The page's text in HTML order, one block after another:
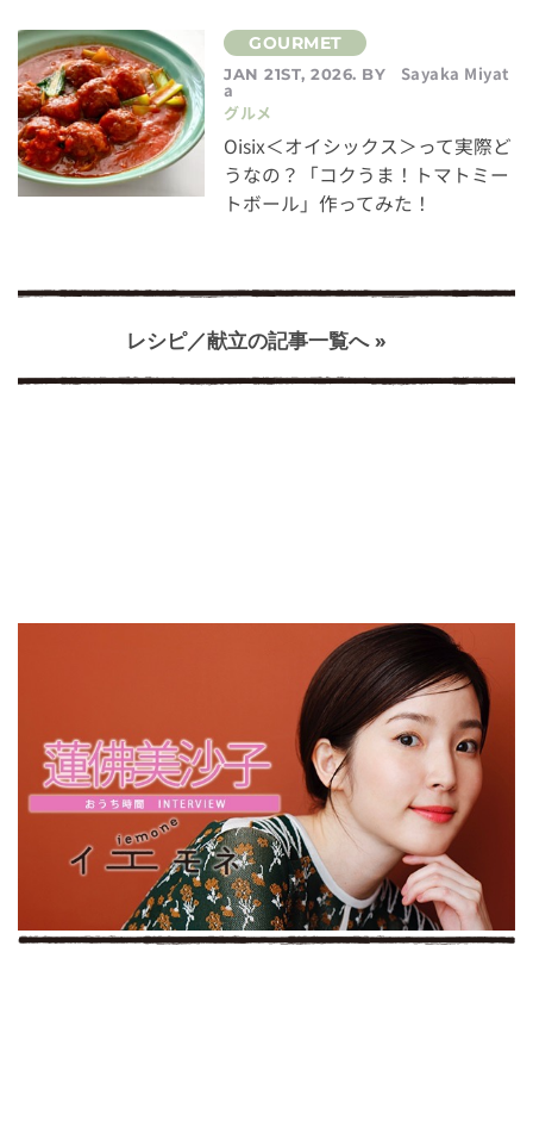
JAN 21ST, 2026. BY Sayaka Miyat
a
グルメ
Oisix＜オイシックス＞って実際ど
うなの？「コクうま！トマトミー
トボール」作ってみた！
レシピ／献立の記事一覧へ »